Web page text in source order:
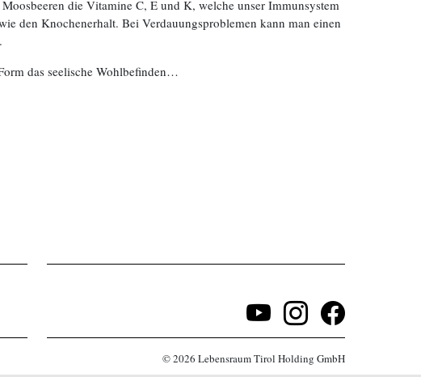
die Vitamine C, E und K, welche unser Immunsystem
den Knochenerhalt. Bei Verdauungsproblemen kann man einen
das seelische Wohlbefinden…
© 2026 Lebensraum Tirol Holding GmbH